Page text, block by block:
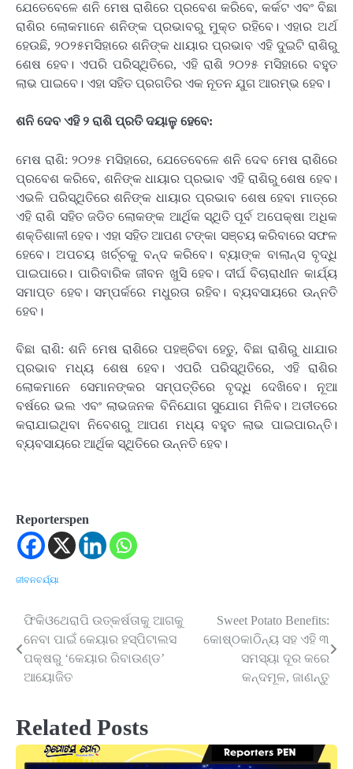
ଯେତେବେଳେ ଶନି ମେଷ ରାଶିରେ ପ୍ରବେଶ କରିବେ, କର୍କଟ ଏବଂ ବିଛା
ରାଶିର ଲୋକମାନେ ଶନିଙ୍କ ପ୍ରଭାବରୁ ମୁକ୍ତ ରହିବେ। ଏହାର ଅର୍ଥ
ହେଉଛି, ୨୦୨୫ମସିହାରେ ଶନିଙ୍କ ଧାୟାର ପ୍ରଭାବ ଏହି ଦୁଇଟି ରାଶିରୁ
ଶେଷ ହେବ। ଏପରି ପରିସ୍ଥିତିରେ, ଏହି ରାଶି ୨୦୨୫ ମସିହାରେ ବହୁତ
ଲାଭ ପାଇବେ। ଏହା ସହିତ ପ୍ରଗତିର ଏକ ନୂତନ ଯୁଗ ଆରମ୍ଭ ହେବ।
ଶନି ଦେବ ଏହି ୨ ରାଶି ପ୍ରତି ଦୟାଳୁ ହେବେ:
ମେଷ ରାଶି: ୨୦୨୫ ମସିହାରେ, ଯେତେବେଳେ ଶନି ଦେବ ମେଷ ରାଶିରେ
ପ୍ରବେଶ କରିବେ, ଶନିଙ୍କ ଧାୟାର ପ୍ରଭାବ ଏହି ରାଶିରୁ ଶେଷ ହେବ।
ଏଭଳି ପରିସ୍ଥିତିରେ ଶନିଙ୍କ ଧାୟାର ପ୍ରଭାବ ଶେଷ ହେବା ମାତ୍ରେ
ଏହି ରାଶି ସହିତ ଜଡିତ ଲୋକଙ୍କ ଆର୍ଥିକ ସ୍ଥିତି ପୂର୍ବ ଅପେକ୍ଷା ଅଧିକ
ଶକ୍ତିଶାଳୀ ହେବ। ଏହା ସହିତ ଆପଣ ଟଙ୍କା ସଞ୍ଚୟ କରିବାରେ ସଫଳ
ହେବେ। ଅପଚୟ ଖର୍ଚ୍ଚକୁ ବନ୍ଦ କରିବେ। ବ୍ୟାଙ୍କ ବାଲାନ୍ସ ବୃଦ୍ଧି
ପାଇପାରେ। ପାରିବାରିକ ଜୀବନ ଖୁସି ହେବ। ଦୀର୍ଘ ବିଚାରାଧୀନ କାର୍ଯ୍ୟ
ସମାପ୍ତ ହେବ। ସମ୍ପର୍କରେ ମଧୁରତା ରହିବ। ବ୍ୟବସାୟରେ ଉନ୍ନତି
ହେବ।
ବିଛା ରାଶି: ଶନି ମେଷ ରାଶିରେ ପହଞ୍ଚିବା ହେତୁ, ବିଛା ରାଶିରୁ ଧାଯାର
ପ୍ରଭାବ ମଧ୍ୟ ଶେଷ ହେବ। ଏପରି ପରିସ୍ଥିତିରେ, ଏହି ରାଶିର
ଲୋକମାନେ ସେମାନଙ୍କର ସମ୍ପତ୍ତିରେ ବୃଦ୍ଧି ଦେଖିବେ। ନୂଆ
ବର୍ଷରେ ଭଲ ଏବଂ ଲାଭଜନକ ବିନିଯୋଗ ସୁଯୋଗ ମିଳିବ। ଅତୀତରେ
କରାଯାଇଥିବା ନିବେଶରୁ ଆପଣ ମଧ୍ୟ ବହୁତ ଲାଭ ପାଇପାରନ୍ତି।
ବ୍ୟବସାୟରେ ଆର୍ଥିକ ସ୍ଥିତିରେ ଉନ୍ନତି ହେବ।
Reporterspen
ଜୀବନଚର୍ଯ୍ୟା
Post
navigation
ଫିକିଓଥେରାପି ଉତ୍କର୍ଷତାକୁ ଆଗକୁ
ନେବା ପାଇଁ କେୟାର ହସ୍ପିଟାଲସ
ପକ୍ଷରୁ ‘କେୟାର ରିବାଉଣ୍ଡ’
ଆୟୋଜିତ
Sweet Potato Benefits:
କୋଷ୍ଠକାଠିନ୍ୟ ସହ ଏହି ୩
ସମସ୍ୟା ଦୂର କରେ
କନ୍ଦମୂଳ, ଜାଣନ୍ତୁ
Related Posts